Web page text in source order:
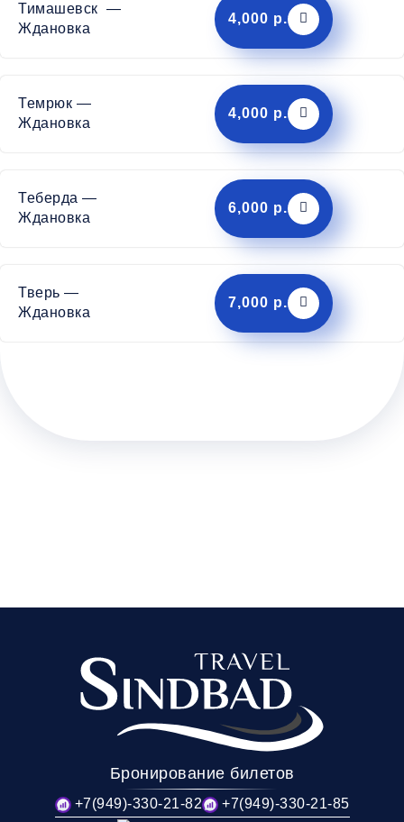
Тимашевск —
Ждановка
4,000 р.
Темрюк —
Ждановка
4,000 р.
Теберда —
Ждановка
6,000 р.
Тверь —
Ждановка
7,000 р.
Бронирование билетов
+7(949)-330-21-82
+7(949)-330-21-85